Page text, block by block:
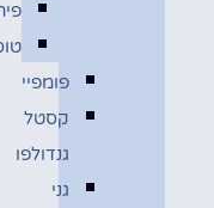
פומפיי
קסטל
גנדולפו
גני